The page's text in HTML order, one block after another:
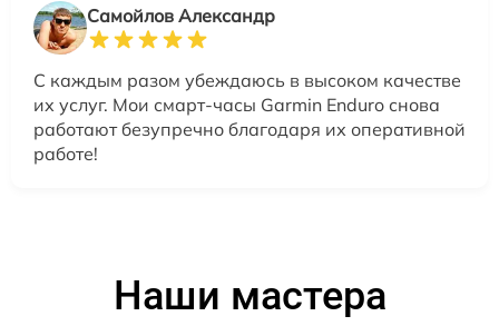
Самойлов Александр
С каждым разом убеждаюсь в высоком качестве
их услуг. Мои смарт-часы Garmin Enduro снова
работают безупречно благодаря их оперативной
работе!
Наши мастера